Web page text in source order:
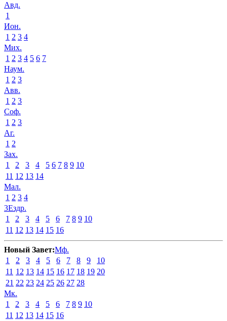
Авд.
1
Ион.
1 2 3 4
Мих.
1 2 3 4 5 6 7
Наум.
1 2 3
Авв.
1 2 3
Соф.
1 2 3
Аг.
1 2
Зах.
1
2 3 4 5 6 7 8 9 10
11 12 13 14
Мал.
1 2 3 4
3Ездр.
1
2 3 4 5 6 7 8 9 10
11 12 13 14 15 16
Новый Завет:Мф.
1
2 3 4 5 6 7 8 9
10
11 12 13 14 15 16 17 18 19 20
21 22 23 24 25 26 27 28
Мк.
1
2 3 4 5 6 7 8 9 10
11 12 13 14 15 16